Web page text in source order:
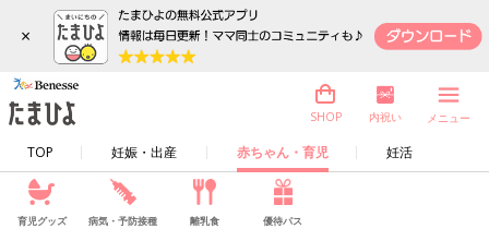
×
TOP 妊娠・出産 赤ちゃん・育児 妊活
SHOP 内祝い メニュー
育児グッズ 病気・予防接種 離乳食 優待パス